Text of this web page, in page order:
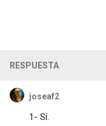
RESPUESTA
joseaf2
1- Sí.